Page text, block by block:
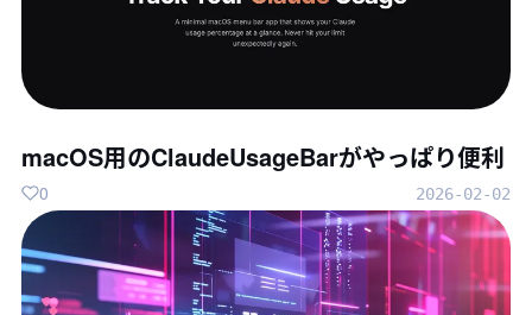
macOS用のClaudeUsageBarがやっぱり便利
2026-02-02
0